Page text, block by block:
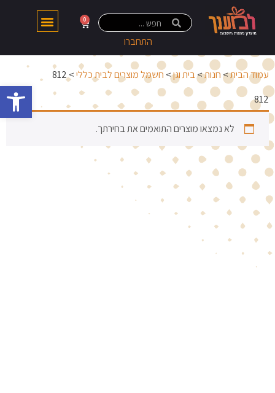
התחברו
0
עמוד הבית>חנות>בית וגן> חשמל מוצרים לבית כללי> 812
812
לא נמצאו מוצרים התואמים את בחירתך.